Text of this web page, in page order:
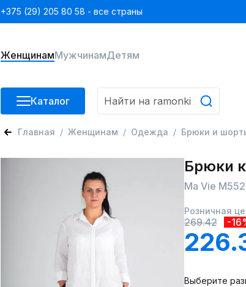
+375 (29) 205 80 58 - все страны
ЖенщинамМужчинамДетям
Каталог
Главная Женщинам Одежда Брюки и
Брюки
Ma Vie
Розничная
269.42 -
Выберите